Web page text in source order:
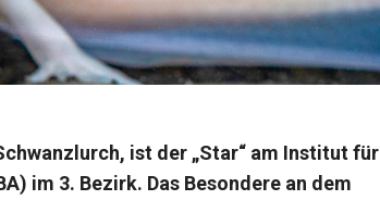
ist der „Star“ am Institut für
im 3. Bezirk. Das Besondere an dem